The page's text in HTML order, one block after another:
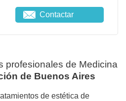
Contactar
profesionales de Medicina
de Buenos Aires
de estética de